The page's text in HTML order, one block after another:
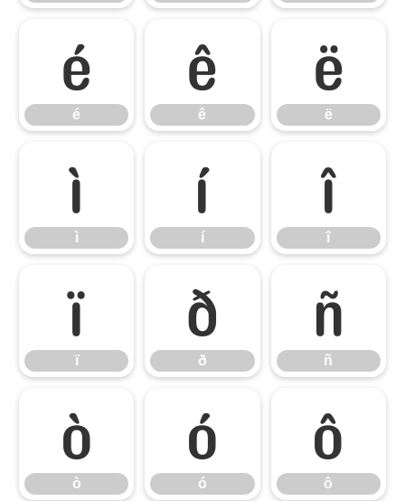
é
é ê
ê ë
ë
ì
ì í
í î
î
ï
ï ð
ð ñ
ñ
ò
ò ó
ó ô
ô